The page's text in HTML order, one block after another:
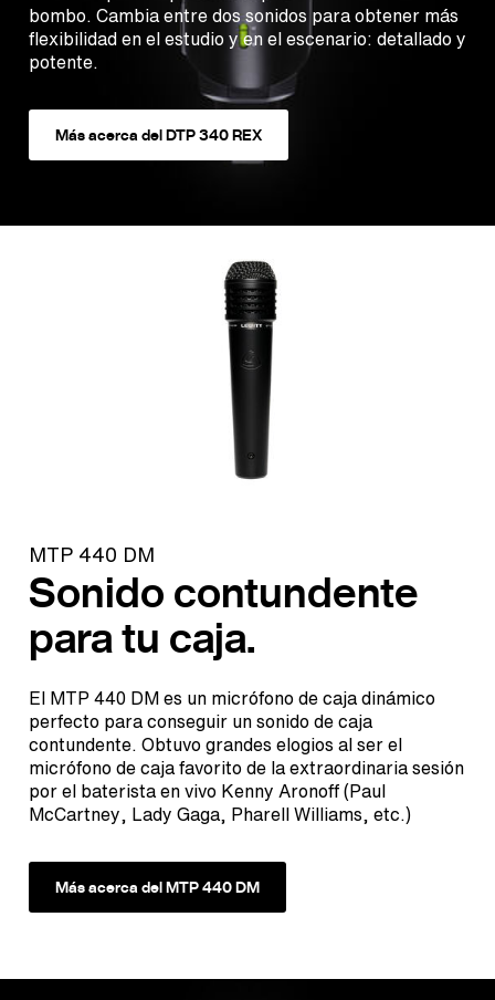
bombo. Cambia entre dos sonidos para obtener más
flexibilidad en el estudio y en el escenario: detallado y
potente.
Más acerca del DTP 340 REX
MTP 440 DM
Sonido contundente
para tu caja.
El MTP 440 DM es un micrófono de caja dinámico
perfecto para conseguir un sonido de caja
contundente. Obtuvo grandes elogios al ser el
micrófono de caja favorito de la extraordinaria sesión
por el baterista en vivo Kenny Aronoff (Paul
McCartney, Lady Gaga, Pharell Williams, etc.)
Más acerca del MTP 440 DM